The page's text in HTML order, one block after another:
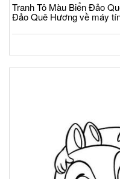
Tranh Tô Màu Biển Đảo
Đảo Quê Hương về máy